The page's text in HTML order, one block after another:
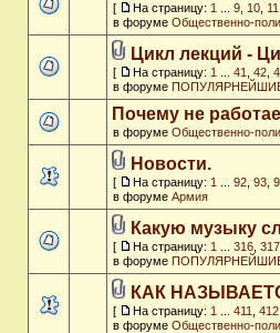
[ На страницу: 1 9 10 11
в форуме Общественно-
Цикл лекций -
[ На страницу: 1 41 42
в форуме
Почему не
в форуме Общественно-
Новости.
[ На страницу: 1 92 93
в форуме Армия
Какую музыку
[ На страницу: 1 316 317
в форуме
КАК
[ На страницу: 1 411 412
в форуме Общественно-